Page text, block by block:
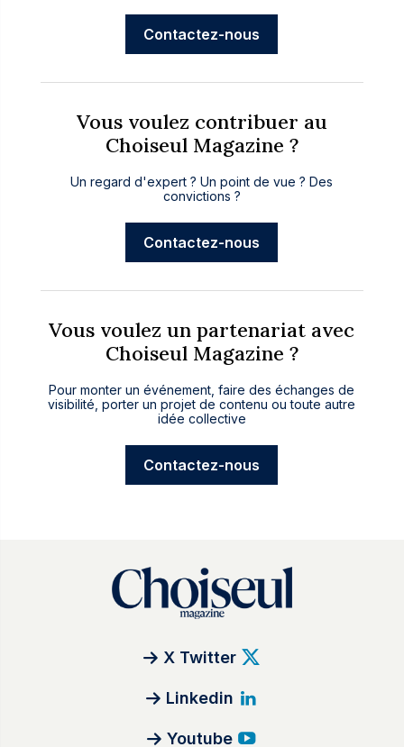
Contactez-nous
Vous voulez contribuer au
Choiseul Magazine ?
Un regard d'expert ? Un point de vue ? Des
convictions ?
Contactez-nous
Vous voulez un partenariat avec
Choiseul Magazine ?
Pour monter un événement, faire des échanges de
visibilité, porter un projet de contenu ou toute autre
idée collective
Contactez-nous
X Twitter
Linkedin
Youtube